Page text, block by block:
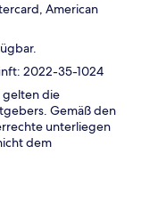
American
2022-35-1024
gelten die
Gemäß den
unterliegen
dem